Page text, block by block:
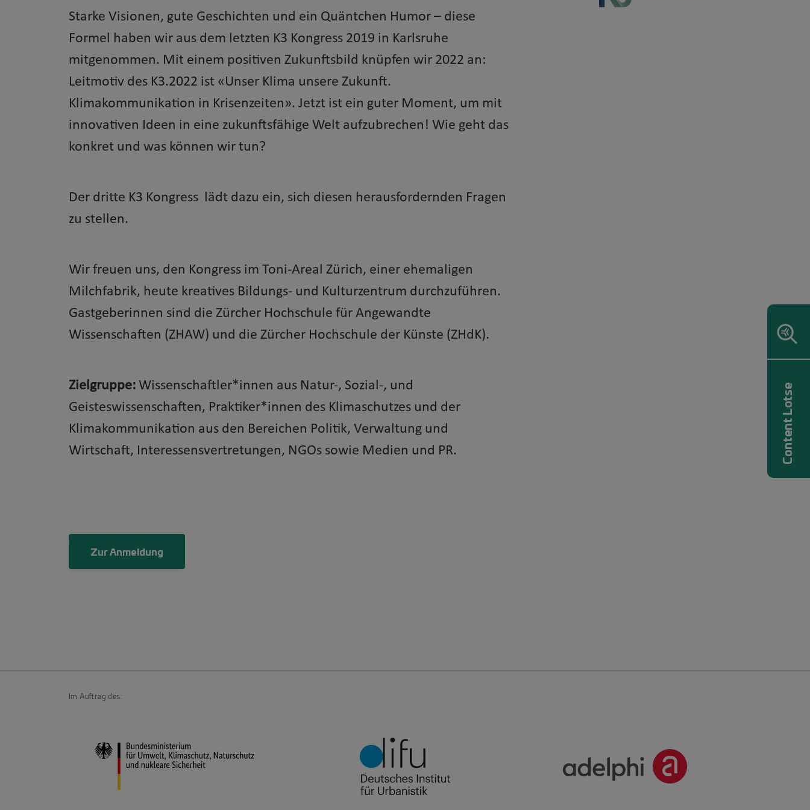
Starke Visionen, gute Geschichten und ein Quäntchen Humor – diese
Formel haben wir aus dem letzten K3 Kongress 2019 in Karlsruhe
mitgenommen. Mit einem positiven Zukunftsbild knüpfen wir 2022 an:
Leitmotiv des K3.2022 ist «Unser Klima unsere Zukunft.
Klimakommunikation in Krisenzeiten». Jetzt ist ein guter Moment, um mit
innovativen Ideen in eine zukunftsfähige Welt aufzubrechen! Wie geht das
konkret und was können wir tun?
Der dritte K3 Kongress lädt dazu ein, sich diesen herausfordernden Fragen
zu stellen.
Wir freuen uns, den Kongress im Toni-Areal Zürich, einer ehemaligen
Milchfabrik, heute kreatives Bildungs- und Kulturzentrum durchzuführen.
Gastgeberinnen sind die Zürcher Hochschule für Angewandte
Wissenschaften (ZHAW) und die Zürcher Hochschule der Künste (ZHdK).
Zielgruppe: Wissenschaftler*innen aus Natur-, Sozial-, und
Geisteswissenschaften, Praktiker*innen des Klimaschutzes und der
Klimakommunikation aus den Bereichen Politik, Verwaltung und
Wirtschaft, Interessensvertretungen, NGOs sowie Medien und PR.
Zur Anmeldung
Im Auftrag des:
Content Lotse